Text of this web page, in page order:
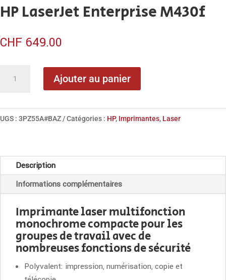
HP LaserJet Enterprise M430f
CHF 649.00
LaserJet
Ajouter au panier
UGS : 3PZ55A#BAZ Catégories : HP, Imprimantes, Laser
Description
Informations complémentaires
Imprimante laser multifonction
monochrome compacte pour les
groupes de travail avec de
nombreuses fonctions de sécurité
Polyvalent: impression, numérisation, copie et